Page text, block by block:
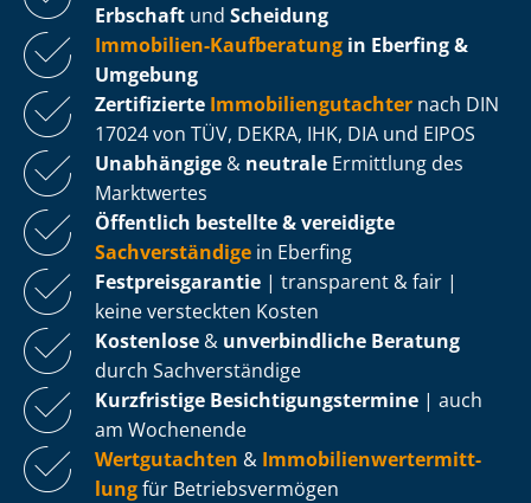
Erbschaft und Scheidung
Immobilien-Kaufberatung in Eberfing &
Umgebung
Zertifizierte Im­mo­bi­li­en­gut­ach­ter nach DIN
17024 von TÜV, DEKRA, IHK, DIA und EIPOS
Unabhängige & neutrale Ermittlung des
Marktwertes
Öffentlich bestellte & vereidigte
Sachverständige in Eberfing
Fest­preis­ga­ran­tie | transparent & fair |
keine versteckten Kosten
Kostenlose & unverbindliche Beratung
durch Sachverständige
Kurzfristige Be­sich­ti­gungs­ter­mi­ne | auch
am Wochenende
Wertgutachten & Im­mo­bi­li­en­wert­ermitt­
lungfür Be­triebs­ver­mö­gen